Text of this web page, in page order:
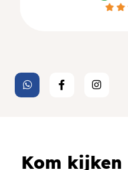
Kom kijken